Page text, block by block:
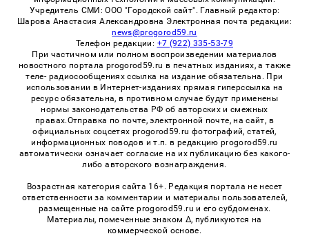
Учредитель СМИ: ООО "Городской сайт". Главный редактор:
Шарова Анастасия Александровна Электронная почта редакции:
news@progorod59.ru
Телефон редакции: +7 (922) 335-53-79
При частичном или полном воспроизведении материалов
новостного портала progorod59.ru в печатных изданиях, а также
теле- радиосообщениях ссылка на издание обязательна. При
использовании в Интернет-изданиях прямая гиперссылка на
ресурс обязательна, в противном случае будут применены
нормы законодательства РФ об авторских и смежных
правах.Отправка по почте, электронной почте, на сайт, в
официальных соцсетях progorod59.ru фотографий, статей,
информационных поводов и т.п. в редакцию progorod59.ru
автоматически означает согласие на их публикацию без какого-
либо авторского вознаграждения.
Возрастная категория сайта 16+. Редакция портала не несет
ответственности за комментарии и материалы пользователей,
размещенные на сайте progorod59.ru и его субдоменах.
Материалы, помеченные знаком Δ, публикуются на
коммерческой основе.